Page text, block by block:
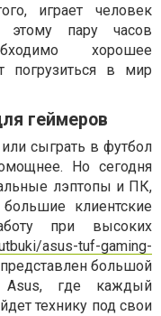
играет человек
этому пару часов
хорошее
погрузиться в мир
геймеров
сыграть в футбол
Но сегодня
лэптопы и ПК,
клиентские
при высоких
asus-tuf-gaming-
представлен большой
Asus, где каждый
технику под свои